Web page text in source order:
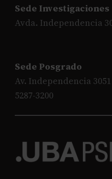
Sede Investigaciones
Avda. Independencia
Sede Posgrado
Av. Independencia 3051
5287-3200